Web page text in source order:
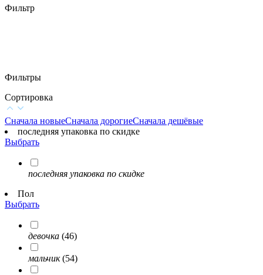
Фильтр
Фильтры
Сортировка
Сначала новыеСначала дорогиеСначала дешёвые
последняя упаковка по скидке
Выбрать
последняя упаковка по скидке
Пол
Выбрать
девочка (46)
мальчик(54)